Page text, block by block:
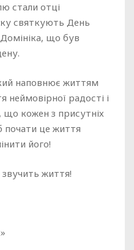
стали отці
святкують День
що був
наповнює життям
неймовірної радості і
що кожен з присутніх
почати це життя
його!
звучить життя!